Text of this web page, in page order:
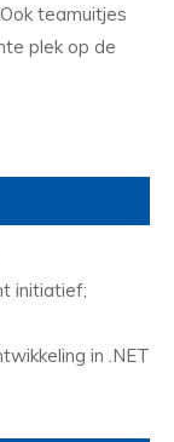
teamuitjes
plek op de
initiatief;
in .NET